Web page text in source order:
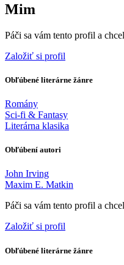
Mim
Páči sa vám tento profil a
Založiť si profil
Obľúbené literárne žánre
Romány
Sci-fi & Fantasy
Literárna klasika
Obľúbení autori
John Irving
Maxim E. Matkin
Páči sa vám tento profil a
Založiť si profil
Obľúbené literárne žánre